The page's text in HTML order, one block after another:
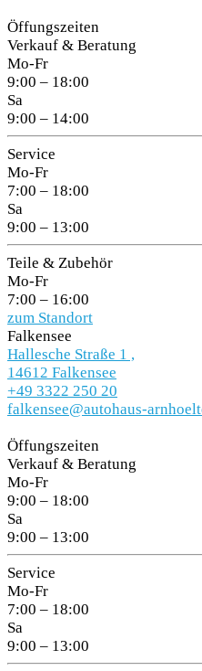
Öffungszeiten
Verkauf & Beratung
Mo-Fr
9:00 – 18:00
Sa
9:00 – 14:00
Service
Mo-Fr
7:00 – 18:00
Sa
9:00 – 13:00
Teile & Zubehör
Mo-Fr
7:00 – 16:00
zum Standort
Falkensee
Hallesche Straße 1 ,
14612 Falkensee
+49 3322 250 20
falkensee@autohaus-
Öffungszeiten
Verkauf & Beratung
Mo-Fr
9:00 – 18:00
Sa
9:00 – 13:00
Service
Mo-Fr
7:00 – 18:00
Sa
9:00 – 13:00